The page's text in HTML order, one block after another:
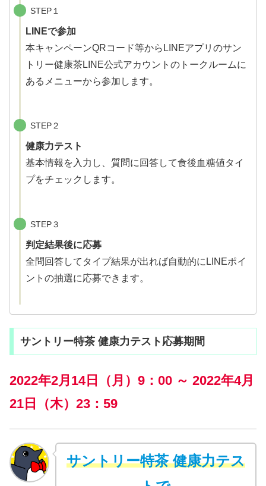
STEP１
LINEで参加
本キャンペーンQRコード等からLINEアプリのサン
トリー健康茶LINE公式アカウントのトークルームに
あるメニューから参加します。
STEP２
健康力テスト
基本情報を入力し、質問に回答して食後血糖値タイ
プをチェックします。
STEP３
判定結果後に応募
全問回答してタイプ結果が出れば自動的にLINEポイ
ントの抽選に応募できます。
サントリー特茶 健康力テスト応募期間
2022年2月14日（月）9：00 ～ 2022年4月
21日（木）23：59
サントリー特茶 健康力テス